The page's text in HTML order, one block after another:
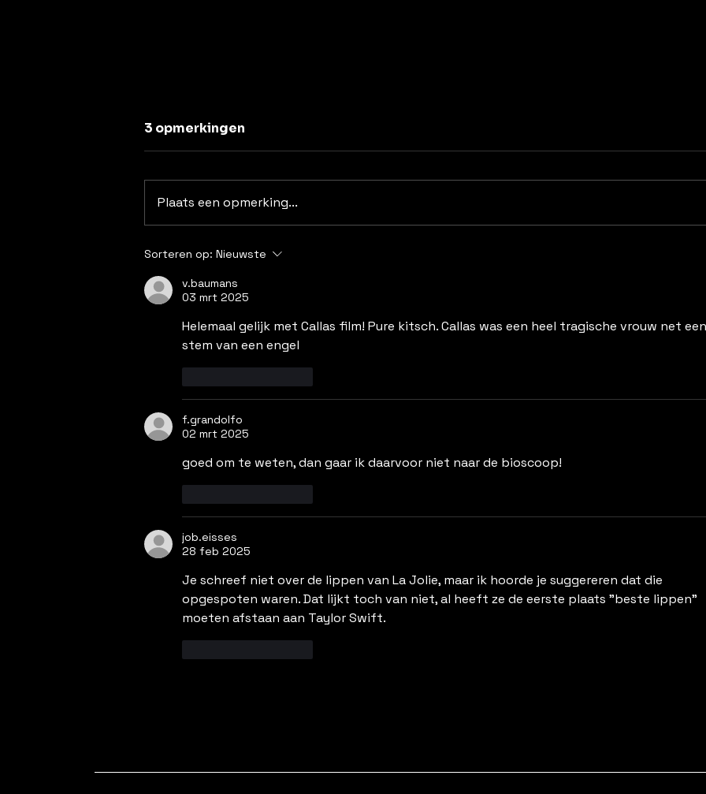
Uit de lucht
Hoe lang ben ik nu al uit de
blijft ze nou. En waar ik nu blijf
is dus in mijn bed! Met mijn 97
jaar was genezing een illusie.
Mijn geraamte zit
dokter, thuiszorg, ambulance,
Wat
niet
3 opmerkingen
Plaats een opmerking...
Sorteren op: Nieuwste
v.baumans
03 mrt 2025
Helemaal gelijk met Callas film! Pure kitsch. Callas was een heel tragische vrouw net een
stem van een engel
f.grandolfo
02 mrt 2025
goed om te weten, dan gaar ik daarvoor niet naar de bioscoop!
job.eisses
28 feb 2025
Je schreef niet over de lippen van La Jolie, maar ik hoorde je suggereren dat die
opgespoten waren. Dat lijkt toch van niet, al heeft ze de eerste plaats "beste lippen"
moeten afstaan aan Taylor Swift.